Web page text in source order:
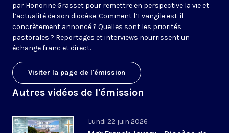
par Honorine Grasset pour remettre en perspective la vie et
l’actualité de son diocèse. Comment l’Evangile est-il
concrètement annoncé ? Quelles sont les priorités
pastorales ? Reportages et interviews nourrissent un
échange franc et direct.
Visiter la page de l'émission
Autres vidéos de l'émission
Lundi 22 juin 2026